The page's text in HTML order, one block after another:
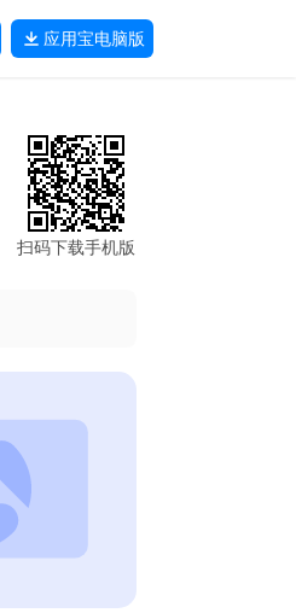
应用宝电脑版
扫码下载手机版